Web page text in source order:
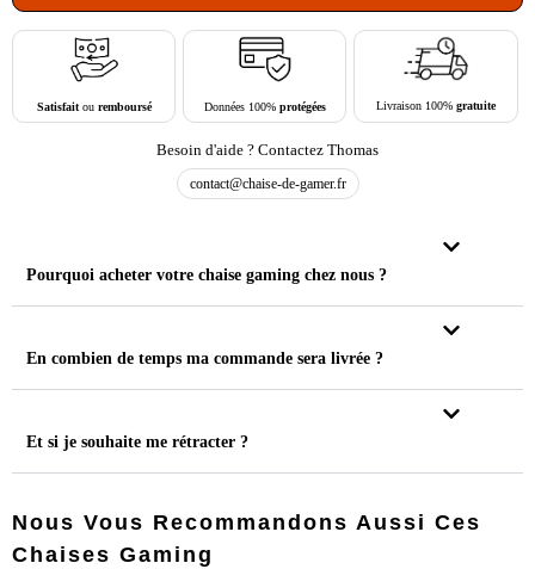
Satisfaitou remboursé Données 100% protégées Livraison 100%gratuite
Besoin d'aide ? Contactez Thomas
contact@chaise-de-gamer.fr
Pourquoi acheter votre chaise gaming chez nous ?
En combien de temps ma commande sera livrée ?
Et si je souhaite me rétracter ?
Nous Vous Recommandons Aussi Ces
Chaises Gaming